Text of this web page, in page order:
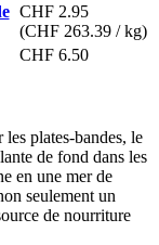
CHF 2.95
(CHF 263.39 / kg)
CHF 6.50
plates-bandes, le
de fond dans les
en une mer de
seulement un
de nourriture